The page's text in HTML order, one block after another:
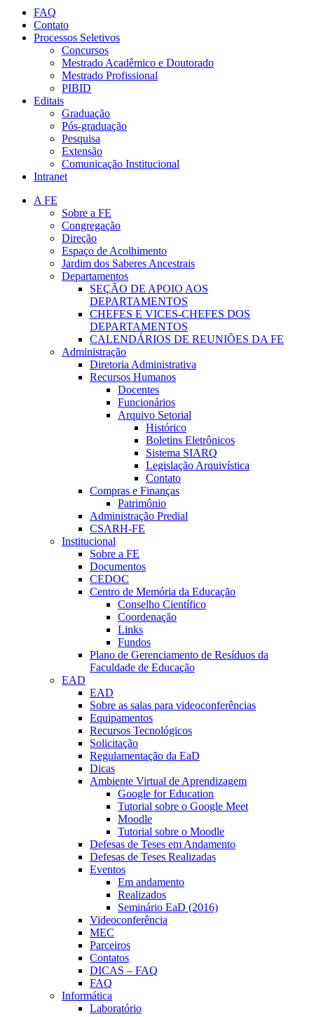
FAQ
Contato
Processos Seletivos
Concursos
Mestrado Acadêmico e Doutorado
Mestrado Profissional
PIBID
Editais
Graduação
Pós-graduação
Pesquisa
Extensão
Comunicação Institucional
Intranet
A FE
Sobre a FE
Congregação
Direção
Espaço de Acolhimento
Jardim dos Saberes Ancestrais
Departamentos
SEÇÃO DE APOIO AOS
DEPARTAMENTOS
CHEFES E VICES-CHEFES DOS
DEPARTAMENTOS
CALENDÁRIOS DE REUNIÕES DA FE
Administração
Diretoria Administrativa
Recursos Humanos
Docentes
Funcionários
Arquivo Setorial
Histórico
Boletins Eletrônicos
Sistema SIARQ
Legislação Arquivística
Contato
Compras e Finanças
Patrimônio
Administração Predial
CSARH-FE
Institucional
Sobre a FE
Documentos
CEDOC
Centro de Memória da Educação
Conselho Científico
Coordenação
Links
Fundos
Plano de Gerenciamento de Resíduos da
Faculdade de Educação
EAD
EAD
Sobre as salas para videoconferências
Equipamentos
Recursos Tecnológicos
Solicitação
Regulamentação da EaD
Dicas
Ambiente Virtual de Aprendizagem
Google for Education
Tutorial sobre o Google Meet
Moodle
Tutorial sobre o Moodle
Defesas de Teses em Andamento
Defesas de Teses Realizadas
Eventos
Em andamento
Realizados
Seminário EaD (2016)
Videoconferência
MEC
Parceiros
Contatos
DICAS – FAQ
FAQ
Informática
Laboratório